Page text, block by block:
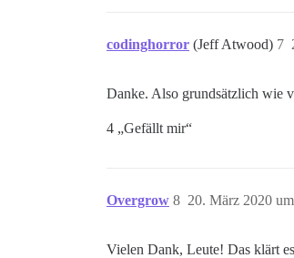
codinghorror (Jeff Atwood) 7
Danke. Also grundsätzlich wie
4 „Gefällt mir“
Overgrow 20. März 2020
8
Vielen Dank, Leute! Das klärt